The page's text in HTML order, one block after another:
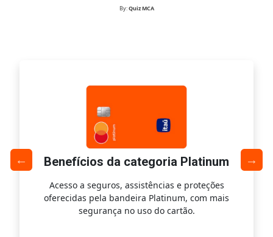
By:Quiz MCA
Benefícios da categoria Platinum
Acesso a seguros, assistências e proteções
oferecidas pela bandeira Platinum, com mais
segurança no uso do cartão.